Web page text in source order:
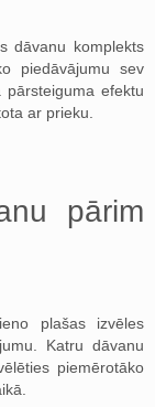
dāvanu komplekts
piedāvājumu sev
efektu
ar prieku.
pārim
plašas izvēles
Katru dāvanu
piemērotāko